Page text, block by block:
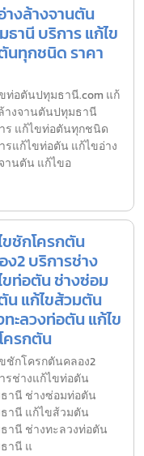
างล้างจานตัน
ธานี บริการ แก้ไข
นทุกชนิด ราคา
ท่อตันปทุมธานี.com แก้
างจานตันปทุมธานี
ร แก้ไขท่อตันทุกชนิด
รแก้ไขท่อตัน แก้ไขอ่าง
านตัน แก้ไขอ
ขชักโครกตัน
ง2 บริการช่าง
ขท่อตัน ช่างซ่อม
น แก้ไขส้วมตัน
ทะลวงท่อตัน แก้ไข
ครกตัน
ชักโครกตันคลอง2
รช่างแก้ไขท่อตัน
านี ช่างซ่อมท่อตัน
านี แก้ไขส้วมตัน
านี ช่างทะลวงท่อตัน
านี แ